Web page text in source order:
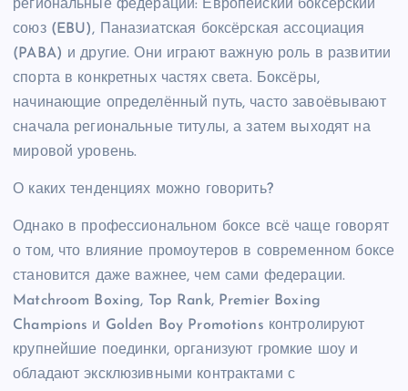
региональные федерации: Европейский боксёрский
союз (EBU), Паназиатская боксёрская ассоциация
(PABA) и другие. Они играют важную роль в развитии
спорта в конкретных частях света. Боксёры,
начинающие определённый путь, часто завоёвывают
сначала региональные титулы, а затем выходят на
мировой уровень.
О каких тенденциях можно говорить?
Однако в профессиональном боксе всё чаще говорят
о том, что влияние промоутеров в современном боксе
становится даже важнее, чем сами федерации.
Matchroom Boxing, Top Rank, Premier Boxing
Champions и Golden Boy Promotions контролируют
крупнейшие поединки, организуют громкие шоу и
обладают эксклюзивными контрактами с